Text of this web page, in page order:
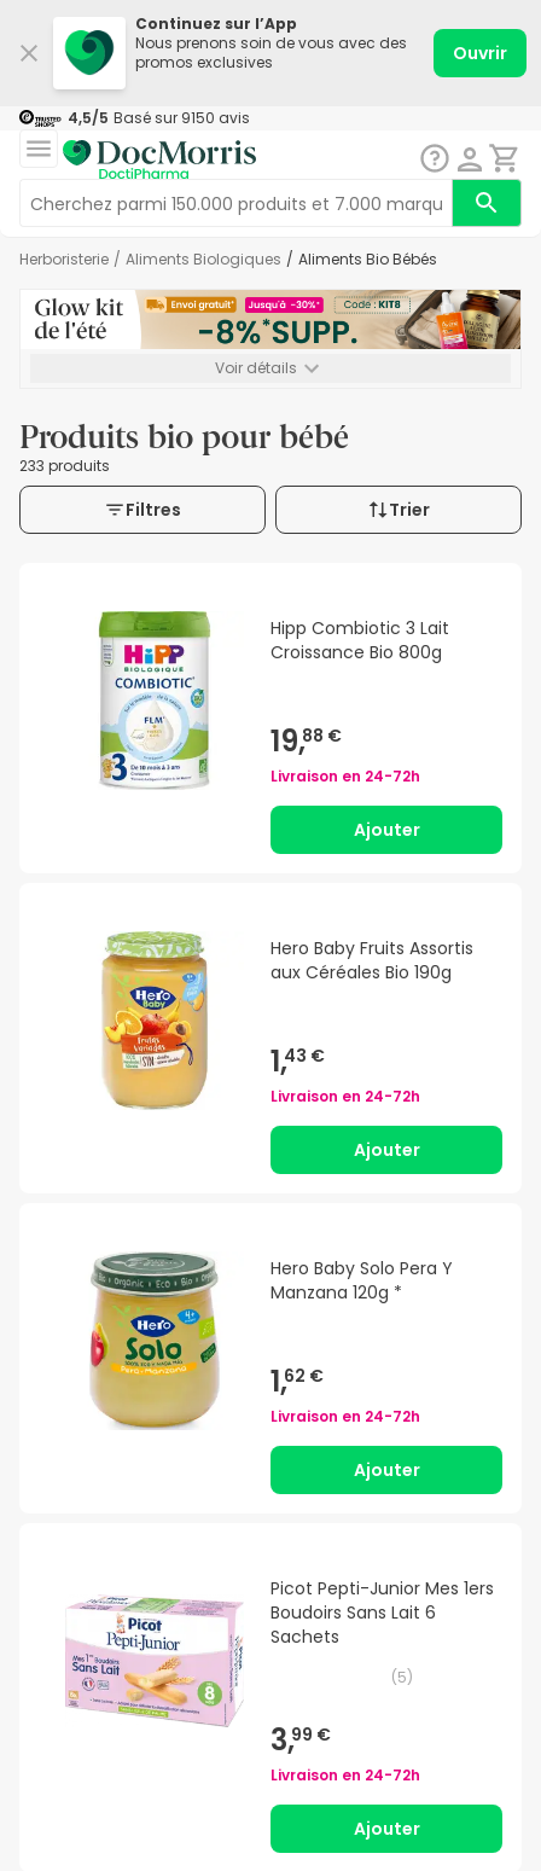
Continuez sur l’App
Nous prenons soin de vous avec des
promos exclusives
Ouvrir
4,5/5 Basé sur 9150 avis
Herboristerie / Aliments Biologiques / Aliments Bio Bébés
Voir détails
Produits bio pour bébé
233 produits
Filtres Trier
Hipp Combiotic 3 Lait
Croissance Bio 800g
19,88 €
Livraison en 24-72h
Ajouter
Hero Baby Fruits Assortis
aux Céréales Bio 190g
1,43 €
Livraison en 24-72h
Ajouter
Hero Baby Solo Pera Y
Manzana 120g *
1,62 €
Livraison en 24-72h
Ajouter
Picot Pepti-Junior Mes 1ers
Boudoirs Sans Lait 6
Sachets
(5)
3,99 €
Livraison en 24-72h
Ajouter